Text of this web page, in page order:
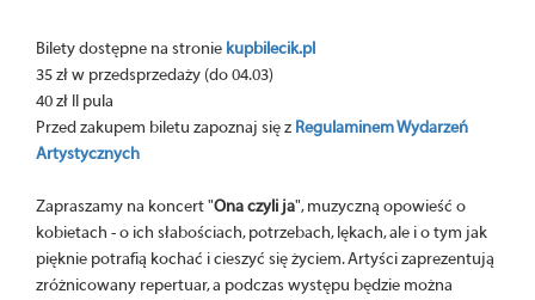
Bilety dostępne na stronie kupbilecik.pl
35 zł w przedsprzedaży (do 04.03)
40 zł II pula
Przed zakupem biletu zapoznaj się z Regulaminem Wydarzeń
Artystycznych
Zapraszamy na koncert "Ona czyli ja", muzyczną opowieść o
kobietach - o ich słabościach, potrzebach, lękach, ale i o tym jak
pięknie potrafią kochać i cieszyć się życiem. Artyści zaprezentują
zróżnicowany repertuar, a podczas występu będzie można